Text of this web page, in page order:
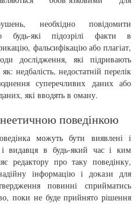
необхідно повідомити
будь-які підозрілі факти в
фальсифікацію або плагіат,
дослідження, які підривають
недбалість, недостатній перелік
суперечливих даних або
які вводять в оману.
поведінкою
можуть бути виявлені і
і видавця в будь-який час і ким
редактору про таку поведінку,
інформацію і докази для
повинні сприйматись
поки не буде прийнято рішення